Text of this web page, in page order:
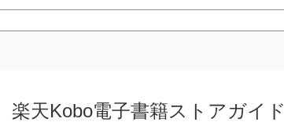
楽天Kobo電子書籍ストアガイド